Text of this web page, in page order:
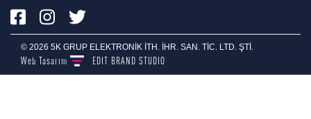
© 2026 5K GRUP ELEKTRONİK İTH. İHR. SAN. TİC. LTD. ŞTİ.
Web Tasarım EDIT BRAND STUDIO